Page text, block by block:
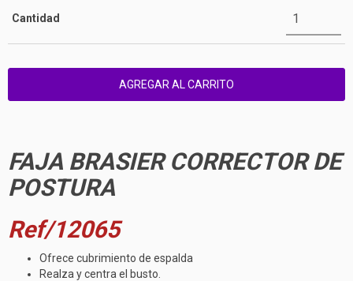
Cantidad
FAJA BRASIER CORRECTOR DE
POSTURA
Ref/12065
Ofrece cubrimiento de espalda
Realza y centra el busto.